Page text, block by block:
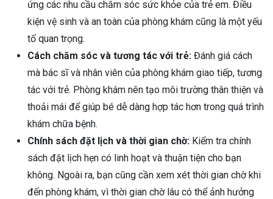
ứng các nhu cầu chăm sóc sức khỏe của trẻ em. Điều
kiện vệ sinh và an toàn của phòng khám cũng là một yếu
tố quan trọng.
Cách chăm sóc và tương tác với trẻ: Đánh giá cách
mà bác sĩ và nhân viên của phòng khám giao tiếp, tương
tác với trẻ. Phòng khám nên tạo môi trường thân thiện và
thoải mái để giúp bé dễ dàng hợp tác hơn trong quá trình
khám chữa bệnh.
Chính sách đặt lịch và thời gian chờ: Kiểm tra chính
sách đặt lịch hẹn có linh hoạt và thuận tiện cho bạn
không. Ngoài ra, bạn cũng cần xem xét thời gian chờ khi
đến phòng khám, vì thời gian chờ lâu có thể ảnh hưởng